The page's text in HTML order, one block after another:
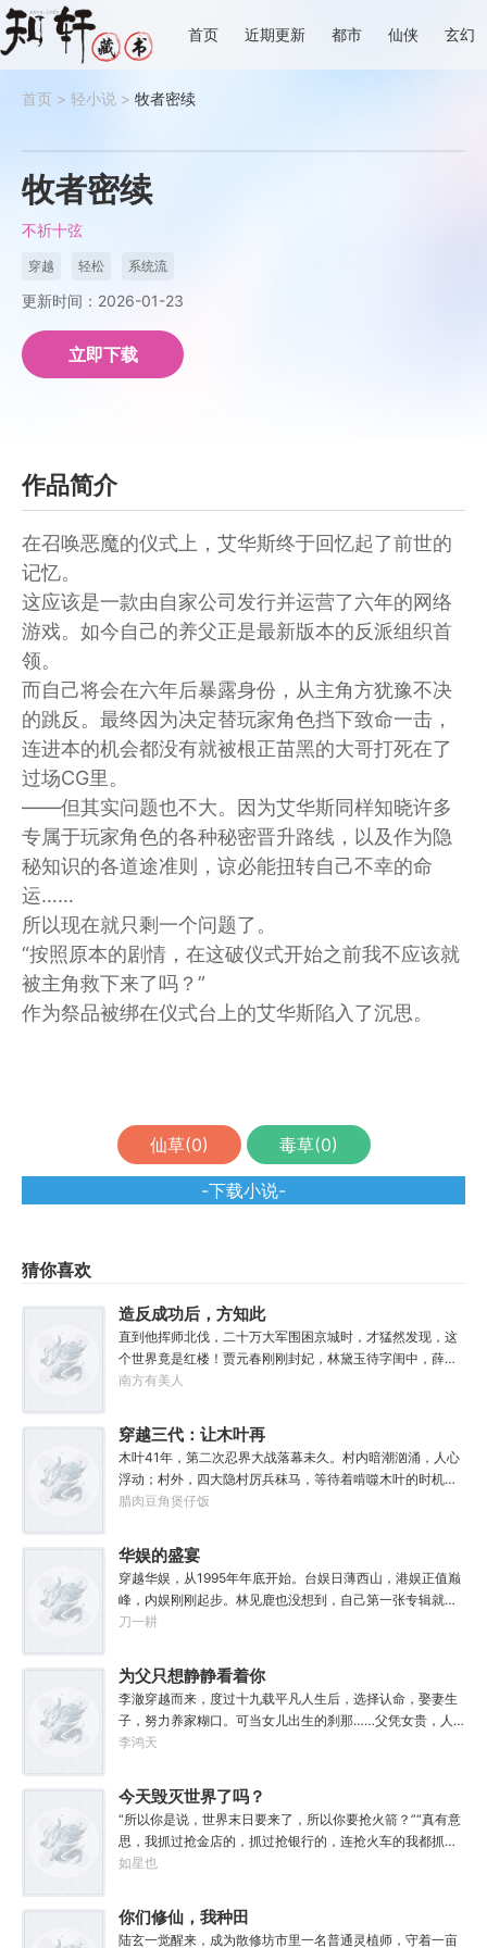
首页 近期更新 都市 仙侠 玄幻
首页 > 轻小说 > 牧者密续
牧者密续
不祈十弦
穿越 轻松 系统流
更新时间：2026-01-23
立即下载
作品简介
在召唤恶魔的仪式上，艾华斯终于回忆起了前世的
记忆。
这应该是一款由自家公司发行并运营了六年的网络
游戏。如今自己的养父正是最新版本的反派组织首
领。
而自己将会在六年后暴露身份，从主角方犹豫不决
的跳反。最终因为决定替玩家角色挡下致命一击，
连进本的机会都没有就被根正苗黑的大哥打死在了
过场CG里。
——但其实问题也不大。因为艾华斯同样知晓许多
专属于玩家角色的各种秘密晋升路线，以及作为隐
秘知识的各道途准则，谅必能扭转自己不幸的命
运……
所以现在就只剩一个问题了。
“按照原本的剧情，在这破仪式开始之前我不应该就
被主角救下来了吗？”
作为祭品被绑在仪式台上的艾华斯陷入了沉思。
仙草(0) 毒草(0)
-下载小说-
猜你喜欢
造反成功后，方知此
地是红楼
直到他挥师北伐，二十万大军围困京城时，才猛然发现，这
个世界竟是红楼！贾元春刚刚封妃，林黛玉待字闺中，薛宝
钗、三春等人搬入大观园不久。李纨在守寡，妙玉在栊翠
正茂，十二副钗娇俏可人。攻入京城，楚延登基称帝，并很
快下了一道圣旨：贾、林、薛、史等罪官女眷，皆没入掖
庭。江山美人，他全都要！……当晚，绛珠仙草出现在他面
前。
南方有美人
穿越三代：让木叶再
次伟大！
木叶41年，第二次忍界大战落幕未久。村内暗潮汹涌，人心
浮动；村外，四大隐村厉兵秣马，等待着啃噬木叶的时机。
内忧外患之际，机关老资历穿越成猿飞日斩。随之而来的，
——五项指标，将他的未来与村子绑定。从‘杯酒释根部’、重
塑与弟子们的羁绊开始，猿飞日斩踏上了最强火影之路！“你
相信火之意志吗？木叶，要开始加速了！”「笼络天才」、
「制度改革」、「火之国镇国将军」「忍界灯塔」、「木叶
绿卡」、「凝聚日向宇智波」「扶持平民」、「迭代科
飞日斩立于火影岩之巅，下方人声沸腾：“以火影之名，让木
叶再次伟大！”
腊肉豆角煲仔饭
华娱的盛宴
穿越华娱，从1995年年底开始。台娱日薄西山，港娱正值巅
峰，内娱刚刚起步。林见鹿也没想到，自己第一张专辑就直
接打穿了两岸三地，直接封王了。这还怎么退休？
刀一耕
为父只想静静看着你
长生
李澈穿越而来，度过十九载平凡人生后，选择认命，娶妻生
子，努力养家糊口。可当女儿出生的刹那……父凭女贵，人
生不再平凡。……女儿平安出生，你获得道果【仙工】女儿
无灾，获得道果【无垢心】女儿三岁，活泼机灵，获得道果
【棋圣】女儿四岁、五岁、六岁…………李澈发现，女儿每长
大一岁，他便可凝聚出一颗道果，加持己身。从此以后，李
澈有了一个朴实无华的愿望。一岁一道果，默默守长生。为
父只想……从老婆孩子热炕头开始，心平气和的守护女儿长
间。
李鸿天
今天毁灭世界了吗？
“所以你是说，世界末日要来了，所以你要抢火箭？”“真有意
思，我抓过抢金店的，抓过抢银行的，连抢火车的我都抓
过，就是没抓过抢火箭的。”“你怎么想的？就算你真把火箭
开。”“真的，我已经开过无数次了。”“还有，你们真得快
点，我没时间了。”“没时间？”男人呵呵一笑。“你很忙
如星也
你们修仙，我种田
陆玄一觉醒来，成为散修坊市里一名普通灵植师，守着一亩